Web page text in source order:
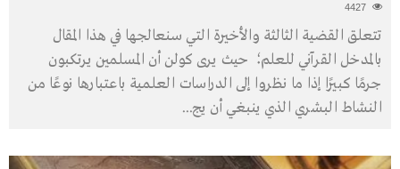
تتعلق القضية الثالثة والأخيرة التي سنعالجها في هذا المقال
بالمدخل القرآني للعلم؛ حيث يرى كولن أن المسلمين يرتكبون
جرمًا كبيرًا إذا ما نظروا إلى الدراسات العلمية باعتبارها نوعًا من
النشاط البشري الذي ينبغي أن يج...